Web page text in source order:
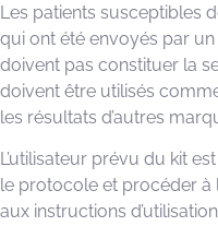
Les patients susceptibles
qui ont été envoyés par
doivent pas constituer la
doivent être utilisés
les résultats d’autres
L’utilisateur prévu du kit
le protocole et procéder à
aux instructions